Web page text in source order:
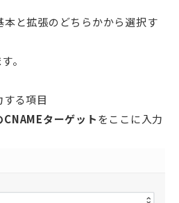
本と拡張のどちらかから選択す
。
る項目
CNAMEターゲットをここに入力